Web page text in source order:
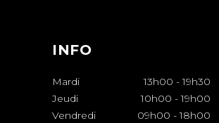
INFO
Mardi 13h00 - 19h30
Jeudi
10h00 - 19h00
Vendredi
09h00 - 18h00